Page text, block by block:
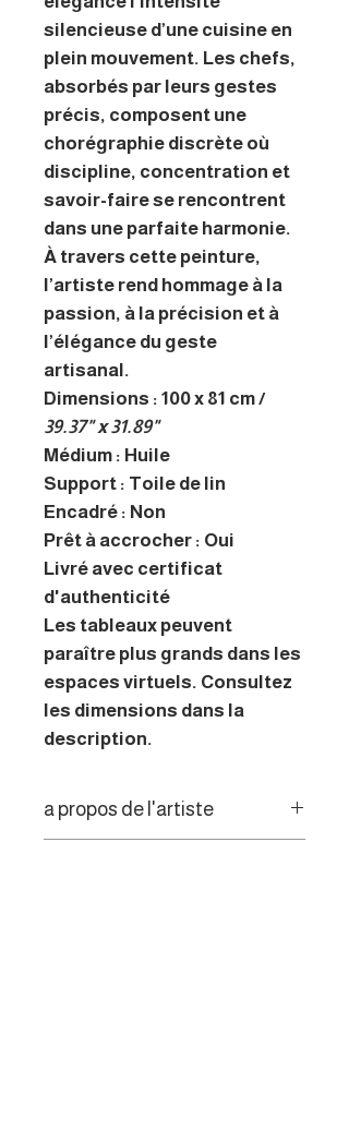
silencieuse d’une cuisine en
plein mouvement. Les chefs,
absorbés par leurs gestes
précis, composent une
chorégraphie discrète où
discipline, concentration et
savoir-faire se rencontrent
dans une parfaite harmonie.
À travers cette peinture,
l’artiste rend hommage à la
passion, à la précision et à
l’élégance du geste
artisanal.
Dimensions : 100 x 81 cm /
39.37" x 31.89"
Médium : Huile
Support : Toile de lin
Encadré : Non
Prêt à accrocher : Oui
Livré avec certificat
d'authenticité
Les tableaux peuvent
paraître plus grands dans les
espaces virtuels. Consultez
les dimensions dans la
description.
a propos de l'artiste